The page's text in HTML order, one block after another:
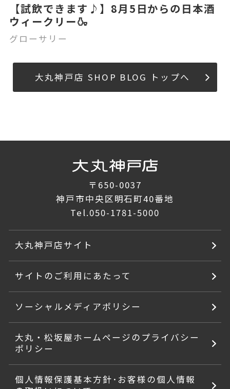
【試飲できます♪】8月5日からの日本酒
ウィークリー🍶
グローサリー
大丸神戸店 SHOP BLOG トップへ
〒650-0037
神戸市中央区明石町40番地
Tel.050-1781-5000
大丸神戸店サイト
サイトのご利用にあたって
ソーシャルメディアポリシー
大丸・松坂屋ホームページのプライバシー
ポリシー
個人情報保護基本方針･お客様の個人情報